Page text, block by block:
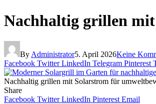
Nachhaltig grillen
By Administrator5. April 2026Keine
Facebook Twitter LinkedIn Telegram Pinterest
Nachhaltig grillen mit Solarstrom für
Share
Facebook Twitter LinkedIn Pinterest Email